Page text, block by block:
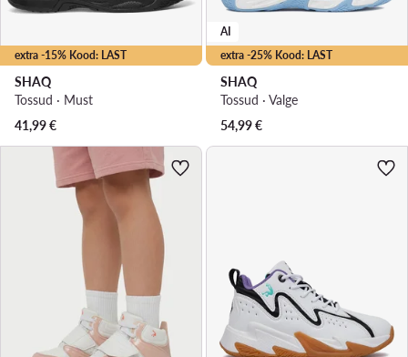
extra -15% Kood: LAST
SHAQ
Tossud · Must
41,99€
extra -25% Kood: LAST
AI
SHAQ
Tossud · Valge
54,99€